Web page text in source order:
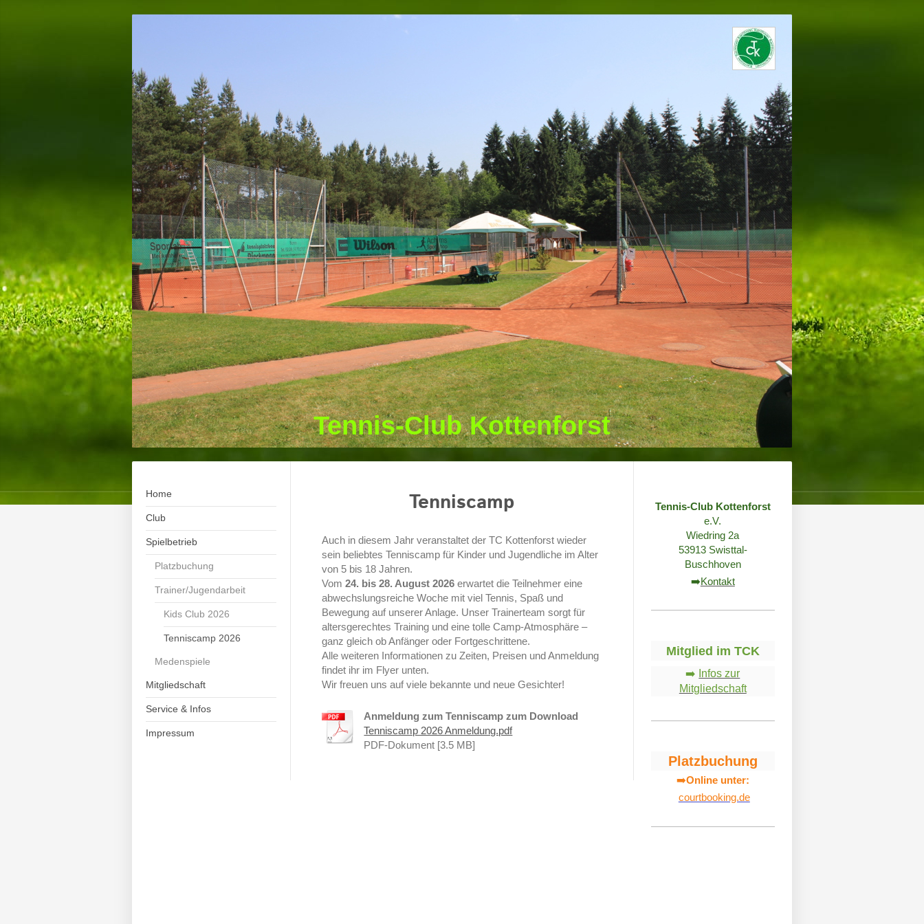
Tennis-Club Kottenforst
Home
Club
Spielbetrieb
Platzbuchung
Trainer/Jugendarbeit
Kids Club 2026
Tenniscamp 2026
Medenspiele
Mitgliedschaft
Service & Infos
Impressum
Tenniscamp
Auch in diesem Jahr veranstaltet der TC Kottenforst wieder
sein beliebtes Tenniscamp für Kinder und Jugendliche im Alter
von 5 bis 18 Jahren.
Vom24. bis 28. August 2026 erwartet die Teilnehmer eine
abwechslungsreiche Woche mit viel Tennis, Spaß und
Bewegung auf unserer Anlage. Unser Trainerteam sorgt für
altersgerechtes Training und eine tolle Camp-Atmosphäre –
ganz gleich ob Anfänger oder Fortgeschrittene.
Alle weiteren Informationen zu Zeiten, Preisen und Anmeldung
findet ihr im Flyer unten.
Wir freuen uns auf viele bekannte und neue Gesichter!
Anmeldung zum Tenniscamp zum Download
Tenniscamp 2026 Anmeldung.pdf
PDF-Dokument [3.5 MB]
Tennis-Club Kottenforst
e.V.
Wiedring 2a
53913 Swisttal-
Buschhoven
➡️Kontakt
Mitglied im TCK
➡️ Infos zur
Mitgliedschaft
Platzbuchung
➡️Online unter:
courtbooking.de